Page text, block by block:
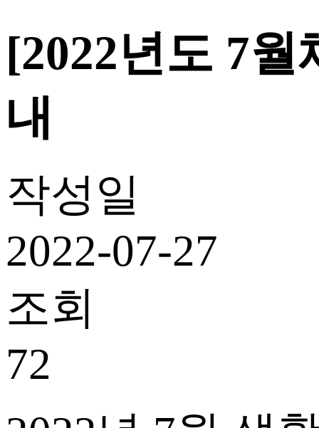
[2022년도 7
내
작성일
2022-07-27
조회
72